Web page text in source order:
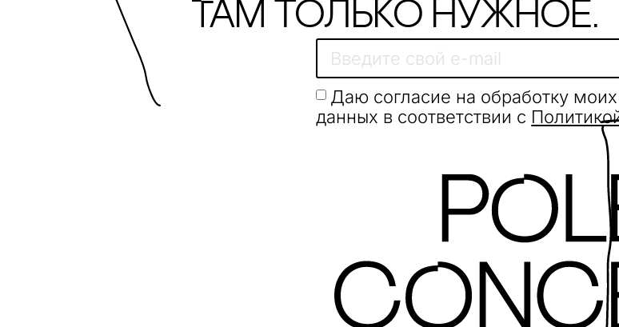
Там только нужное.
Даю согласие на обработку
данных в соответствии с